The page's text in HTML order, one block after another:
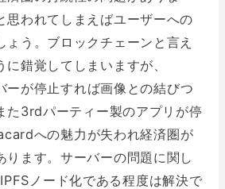
思われてしまえばユーザーへの
ょう。ブロックチェーンと言え
錯覚してしまいますが、
が停止すれば画像との結びつ
た3rdパーティー製のアプリが停
への魅力が失われ経済圏が
ります。サーバーの問題に関し
ノード化である程度は解決で